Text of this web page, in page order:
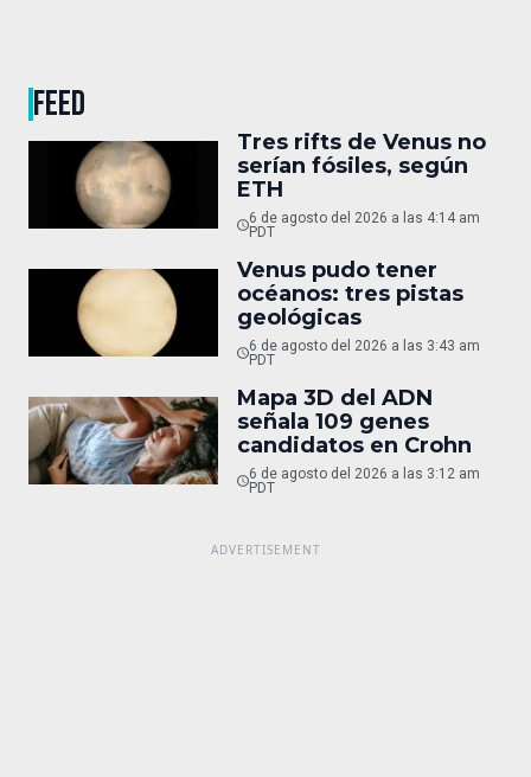
FEED
Tres rifts de Venus no
serían fósiles, según
ETH
6 de agosto del 2026 a las 4:14 am
PDT
Venus pudo tener
océanos: tres pistas
geológicas
6 de agosto del 2026 a las 3:43 am
PDT
Mapa 3D del ADN
señala 109 genes
candidatos en Crohn
6 de agosto del 2026 a las 3:12 am
PDT